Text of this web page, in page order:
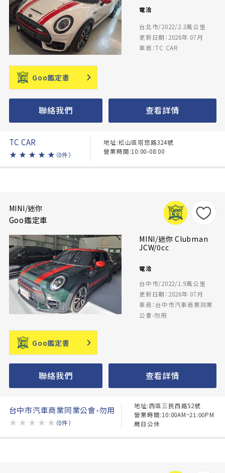
電洽
台北市/2022/2.3萬公里
更新日期：2026年 07月
車商：TC CAR
Goo鑑定書
聯絡我們 查看詳情
TC CAR
★ ★ ★ ★ ★ （0件）
地址:松山區塔悠路324號
營業時間:10:00-08:00
MINI/迷你
Goo鑑定車
MINI/迷你 Clubman
JCW/0cc
電洽
台中市/2022/1.9萬公里
更新日期：2026年 07月
車商：台中市汽車商業同業
公會-勿用
Goo鑑定書
聯絡我們 查看詳情
台中市汽車商業同業公會-勿用
★ ★ ★ ★ ★ （0件）
地址:西區三民西路52號
營業時間:10:00AM~21:00PM
周日公休